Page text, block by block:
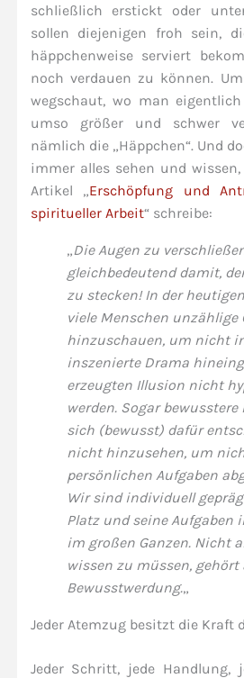
schließlich erstickt oder
sollen diejenigen froh sein,
häppchenweise serviert
noch verdauen zu können.
wegschaut, wo man
umso größer und schwer
nämlich die „Häppchen“. Und
immer alles sehen und
Artikel „Erschöpfung und
spiritueller Arbeit“ schreibe:
„Die Augen zu
gleichbedeutend damit,
zu stecken! In der
viele Menschen unzählige
hinzuschauen, um nicht
inszenierte Drama
erzeugten Illusion nicht
werden. Sogar
sich (bewusst) dafür
nicht hinzusehen, um
persönlichen Aufgaben
Wir sind individuell
Platz und seine Aufgaben
im großen Ganzen. Nicht
wissen zu müssen, gehört
Bewusstwerdung.„
Jeder Atemzug besitzt die Kraft
Jeder Schritt, jede Handlung,